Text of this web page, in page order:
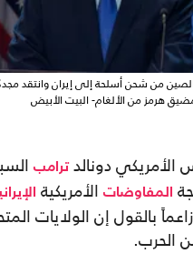
من شحن أسلحة إلى إيران وانتقد
هرمز من الألغام- البيت الأبيض
الأمريكي دونالدترامب
المفاوضات الأمريكية
بالقول إن الولايات
الحرب.